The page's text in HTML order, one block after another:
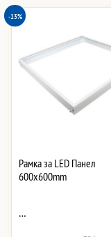
-13%
Рамка за LED Панел
600x600mm
…